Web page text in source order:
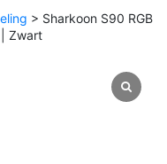
> Sharkoon S90 RGB
| Zwart